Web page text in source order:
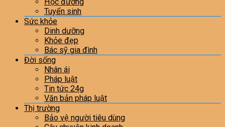
Tuyển sinh
Sức khỏe
Dinh dưỡng
Khỏe đẹp
Bác sỹ gia đình
Đời sống
Nhân ái
Pháp luật
Tin tức 24g
Văn bản pháp luật
Thị trường
Bảo vệ người tiêu dùng